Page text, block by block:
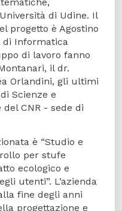
di Udine. Il
progetto è Agostino
di Informatica
di lavoro fanno
il dr.
Orlandini, gli ultimi
Scienze e
CNR - sede di
è “Studio e
per stufe
ecologico e
utenti”. L’azienda
fine degli anni
progettazione e